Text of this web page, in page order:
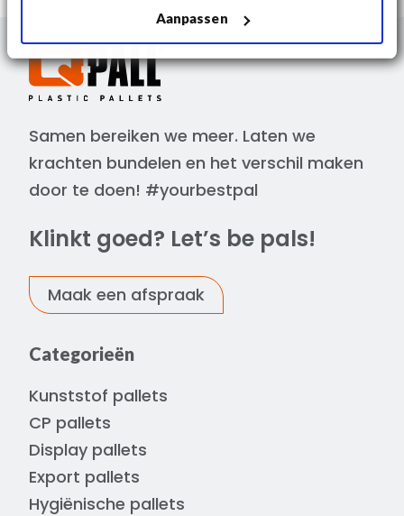
Aanpassen
Samen bereiken we meer. Laten we
krachten bundelen en het verschil maken
door te doen! #yourbestpal
Klinkt goed? Let’s be pals!
Maak een afspraak
Categorieën
Kunststof pallets
CP pallets
Display pallets
Export pallets
Hygiënische pallets